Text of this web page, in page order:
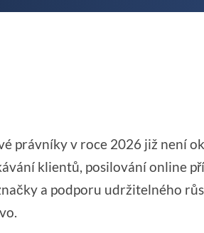
právníky v roce 2026 již není
klientů, posilování online
a podporu udržitelného